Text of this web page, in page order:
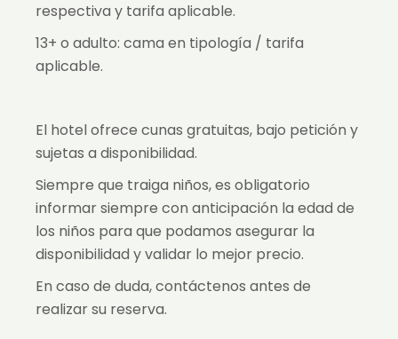
respectiva y tarifa aplicable.
13+ o adulto: cama en tipología / tarifa
aplicable.
El hotel ofrece cunas gratuitas, bajo petición y
sujetas a disponibilidad.
Siempre que traiga niños, es obligatorio
informar siempre con anticipación la edad de
los niños para que podamos asegurar la
disponibilidad y validar lo mejor precio.
En caso de duda, contáctenos antes de
realizar su reserva.